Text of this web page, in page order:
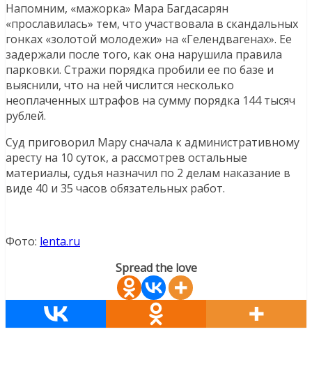
Напомним, «мажорка» Мара Багдасарян
«прославилась» тем, что участвовала в скандальных
гонках «золотой молодежи» на «Гелендвагенах». Ее
задержали после того, как она нарушила правила
парковки. Стражи порядка пробили ее по базе и
выяснили, что на ней числится несколько
неоплаченных штрафов на сумму порядка 144 тысяч
рублей.
Суд приговорил Мару сначала к административному
аресту на 10 суток, а рассмотрев остальные
материалы, судья назначил по 2 делам наказание в
виде 40 и 35 часов обязательных работ.
Фото: lenta.ru
Spread the love